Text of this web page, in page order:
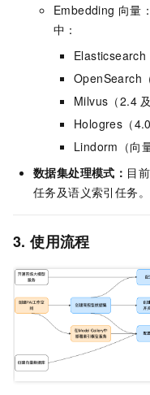
Embedding 向量
中：
Elasticsearch
OpenSearch
Milvus（2.4
Hologres（
Lindorm（向
数据集处理模式： 目
任务及语义索引任务。
3. 使用流程